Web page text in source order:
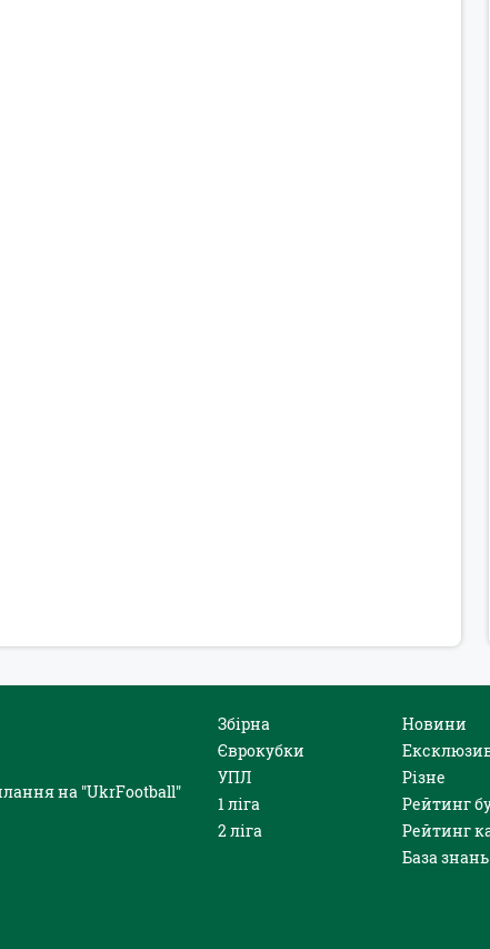
на "UkrFootball"
Збірна
Єврокубки
УПЛ
1 ліга
2 ліга
Новини
Різне
Рейтинг
Рейтинг
База знань